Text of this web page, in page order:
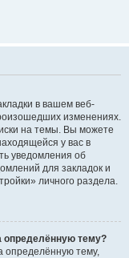
в вашем веб-
изменениях.
на темы. Вы можете
у вас в
уведомления об
для закладок и
личного раздела.
определённую тему?
определённую тему,